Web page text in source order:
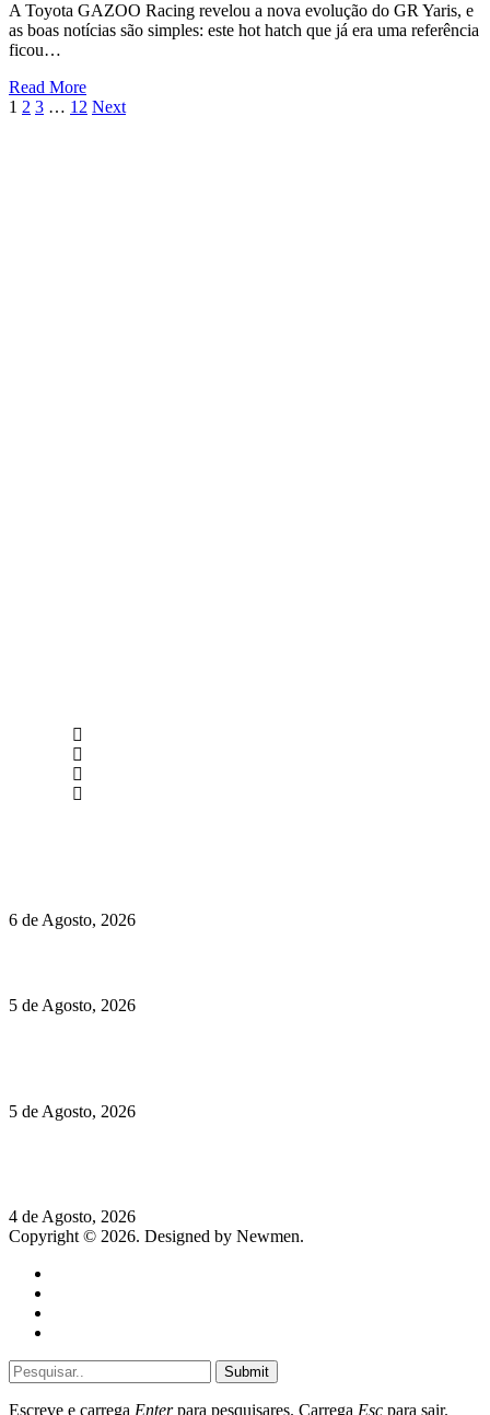
A Toyota GAZOO Racing revelou a nova evolução do GR Yaris, e
as boas notícias são simples: este hot hatch que já era uma referência
ficou…
Read More
1 2 3 … 12 Next
6 de Agosto, 2026
5 de Agosto, 2026
5 de Agosto, 2026
4 de Agosto, 2026
Copyright © 2026. Designed by Newmen.
Submit
Escreve e carrega Enterpara pesquisares. Carrega Esc para sair.